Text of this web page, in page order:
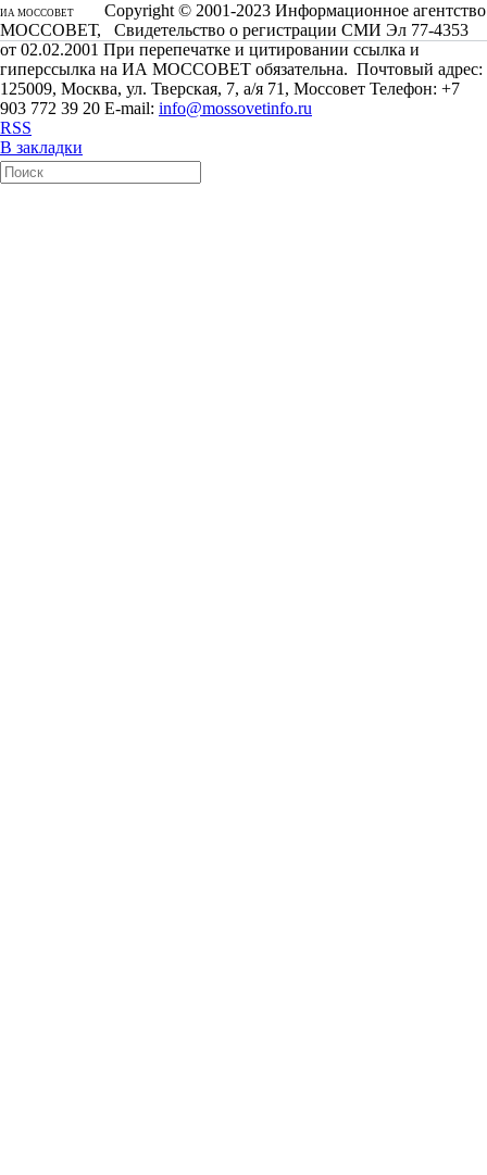
ИА МОССОВЕТ
Copyright © 2001-2023 Информационное агентство
МОССОВЕТ, Свидетельство о регистрации СМИ Эл 77-4353
от 02.02.2001 При перепечатке и цитировании ссылка и
гиперссылка на ИА МОССОВЕТ обязательна. Почтовый адрес:
125009, Москва, ул. Тверская, 7, а/я 71, Моссовет Телефон: +7
903 772 39 20 E-mail: info@mossovetinfo.ru
RSS
В закладки